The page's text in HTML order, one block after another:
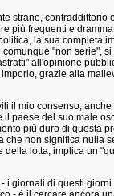
strano, contraddittorio
più frequenti e
la sua completa
"non serie",
all'opinione
grazie alla
il mio consenso,
paese del suo male
più duro di questa
non significa nulla
lotta, implica un
i giornali di questi